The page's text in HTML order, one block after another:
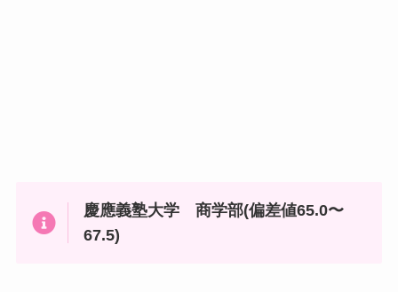
慶應義塾大学 商学部(偏差値65.0〜
67.5)